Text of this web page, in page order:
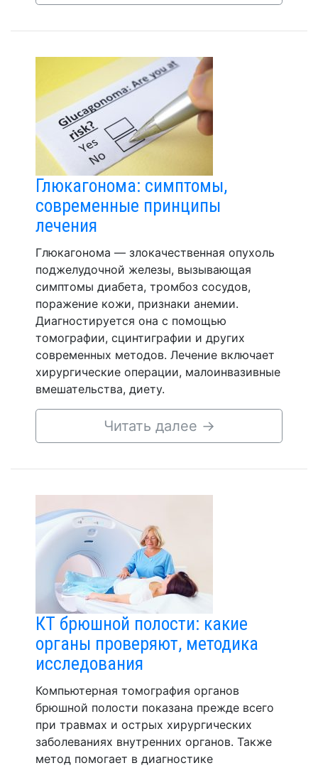
Глюкагонома: симптомы,
современные принципы
лечения
Глюкагонома — злокачественная опухоль
поджелудочной железы, вызывающая
симптомы диабета, тромбоз сосудов,
поражение кожи, признаки анемии.
Диагностируется она с помощью
томографии, сцинтиграфии и других
современных методов. Лечение включает
хирургические операции, малоинвазивные
вмешательства, диету.
Читать далее →
КТ брюшной полости: какие
органы проверяют, методика
исследования
Компьютерная томография органов
брюшной полости показана прежде всего
при травмах и острых хирургических
заболеваниях внутренних органов. Также
метод помогает в диагностике